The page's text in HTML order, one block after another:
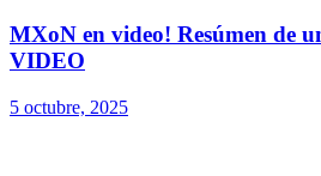
MXoN en video! Resúmen de
VIDEO
5 octubre, 2025